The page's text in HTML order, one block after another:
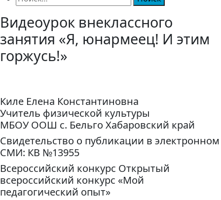
Видеоурок внеклассного
занятия «Я, юнармеец! И этим
горжусь!»
Киле Елена Константиновна
Учитель физической культуры
МБОУ ООШ с. Бельго Хабаровский край
Свидетельство о публикации в электронном
СМИ: КВ №13955
Всероссийский конкурс Открытый
всероссийский конкурс «Мой
педагогический опыт»